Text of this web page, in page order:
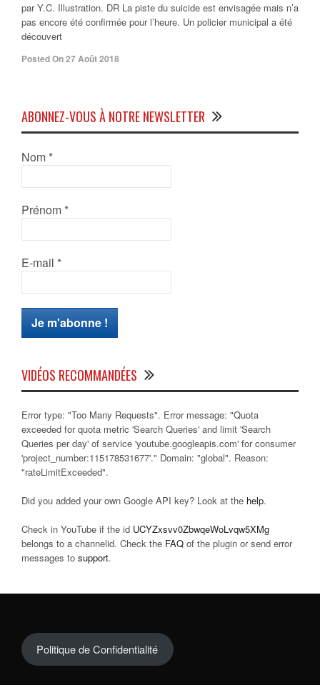
par Y.C. Illustration. DR La piste du suicide est envisagée mais n’a
pas encore été confirmée pour l’heure. Un policier municipal a été
découvert
Posted On 27 Août 2018
ABONNEZ-VOUS À NOTRE NEWSLETTER
Nom *
Prénom *
E-mail *
VIDÉOS RECOMMANDÉES
Error type: "Too Many Requests". Error message: "Quota
exceeded for quota metric 'Search Queries' and limit 'Search
Queries per day' of service 'youtube.googleapis.com' for consumer
'project_number:115178531677'." Domain: "global". Reason:
"rateLimitExceeded".
Did you added your own Google API key? Look at the help.
Check in YouTube if the id UCYZxsvv0ZbwqeWoLvqw5XMg
belongs to a channelid. Check the FAQ of the plugin or send error
messages to support.
Politique de Confidentialité